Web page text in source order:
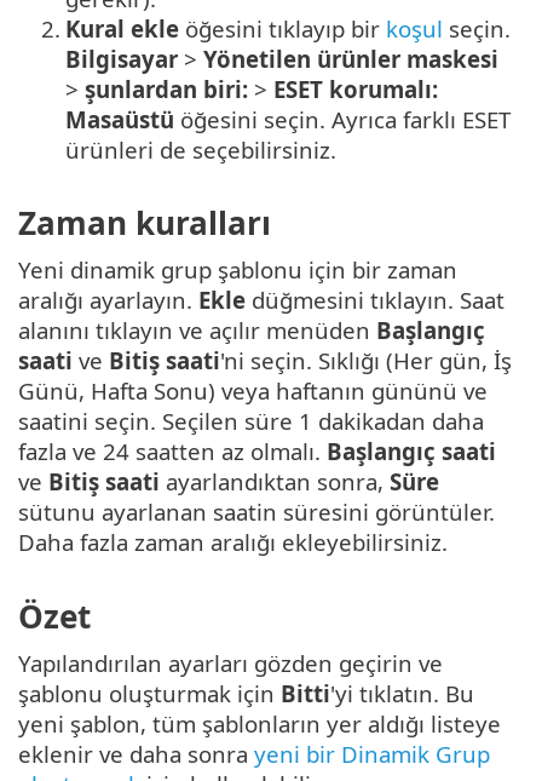
2. Kural ekle öğesini tıklayıp bir koşul seçin.
Bilgisayar > Yönetilen ürünler maskesi
> şunlardan biri: > ESET korumalı:
Masaüstü öğesini seçin. Ayrıca farklı ESET
ürünleri de seçebilirsiniz.
Zaman kuralları
Yeni dinamik grup şablonu için bir zaman
aralığı ayarlayın. Ekle düğmesini tıklayın. Saat
alanını tıklayın ve açılır menüden Başlangıç
saati ve Bitiş saati'ni seçin. Sıklığı (Her gün, İş
Günü, Hafta Sonu) veya haftanın gününü ve
saatini seçin. Seçilen süre 1 dakikadan daha
fazla ve 24 saatten az olmalı. Başlangıç saati
ve Bitiş saati ayarlandıktan sonra, Süre
sütunu ayarlanan saatin süresini görüntüler.
Daha fazla zaman aralığı ekleyebilirsiniz.
Özet
Yapılandırılan ayarları gözden geçirin ve
şablonu oluşturmak için Bitti'yi tıklatın. Bu
yeni şablon, tüm şablonların yer aldığı listeye
eklenir ve daha sonra yeni bir Dinamik Grup